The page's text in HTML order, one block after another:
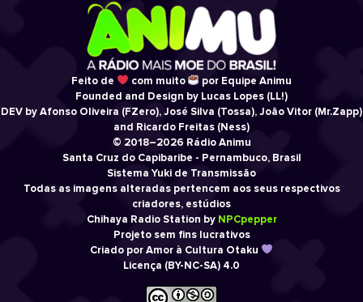
Feito de com muito
por Equipe Animu
Founded and Design by Lucas Lopes (LL!)
DEV by Afonso Oliveira (FZero), José Silva (Tossa), João Vitor (Mr.Zapp)
and Ricardo Freitas (Ness)
© 2018–2026 Rádio Animu
Santa Cruz do Capibaribe - Pernambuco, Brasil
Sistema Yuki de Transmissão
Todas as imagens alteradas pertencem aos seus respectivos
criadores, estúdios
Chihaya Radio Station by NPCpepper
Projeto sem fins lucrativos
Criado por Amor à Cultura Otaku
Licença (BY-NC-SA) 4.0